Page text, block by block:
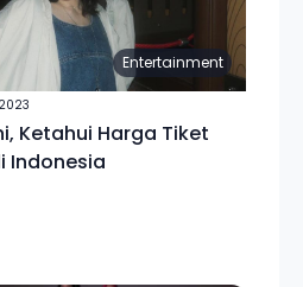
Entertainment
Ketahui Harga Tiket
Indonesia